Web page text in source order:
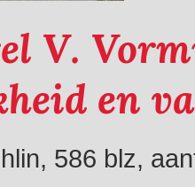
V.
en
586 blz,